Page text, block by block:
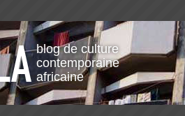
blog de culture
contemporaine
africaine